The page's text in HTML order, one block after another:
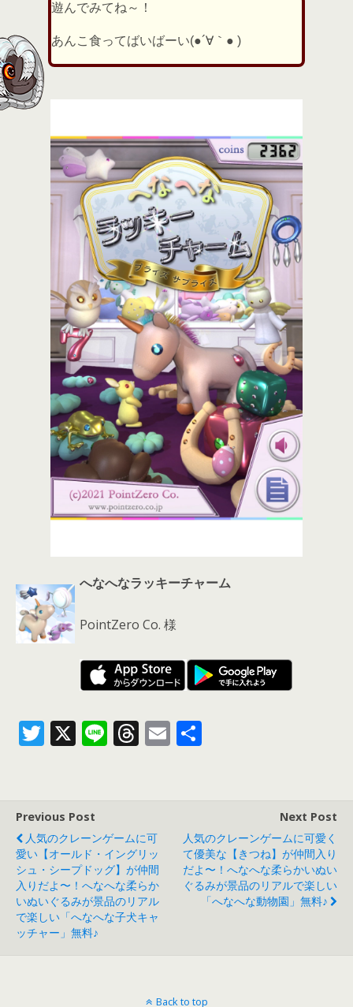
遊んでみてね～！
あんこ食ってばいばーい(●´∀｀● )
へなへなラッキーチャーム
PointZero Co. 様
T
er
X Li T
d
s
E
Previous Post
人気のクレーンゲームに可
愛い【オールド・イングリッ
シュ・シープドッグ】が仲間
入りだよ〜！へなへな柔らか
いぬいぐるみが景品のリアル
で楽しい「へなへな子犬キャ
ッチャー」無料♪
Next Post
人気のクレーンゲームに可愛く
て優美な【きつね】が仲間入り
だよ〜！へなへな柔らかいぬい
ぐるみが景品のリアルで楽しい
「へなへな動物園」無料♪
Back to top